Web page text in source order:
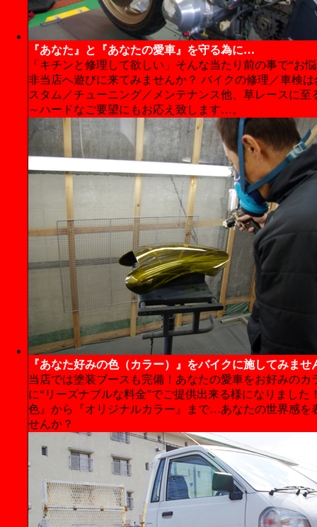
『あなた』と『あなたの愛車』を守る為に…
「キチンと修理して欲しい」そんな当たり前の事で“お
非当店へ遊びに来てみませんか？ バイクの修理／車検
スタム／チューニング／メンテナンス他、草レースに至
～ハードなご要望にもお応え致します…。
『あなた好みの色（カラー）』をバイクに施してみませ
当店では塗装ブースも完備！あなたの愛車をお好みのカ
に“リーズナブルな料金”でご提供出来る様になりました
色』から『オリジナルカラー』まで…あなたの世界感を
せんか？